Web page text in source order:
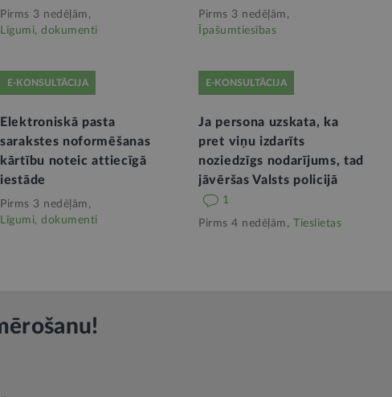
Pirms 3 nedēļām,
Līgumi, dokumenti
Pirms 3 nedēļām,
Īpašumtiesības
E-KONSULTĀCIJA
Elektroniskā pasta
sarakstes noformēšanas
kārtību noteic attiecīgā
iestāde
Pirms 3 nedēļām,
Līgumi, dokumenti
E-KONSULTĀCIJA
Ja persona uzskata, ka
pret viņu izdarīts
noziedzīgs nodarījums, tad
jāvēršas Valsts policijā
1
Pirms 4 nedēļām, Tieslietas